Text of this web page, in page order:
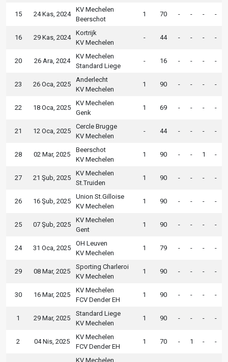
15 24 Kas, 2024
KV Mechelen
Beerschot
1 70 - - - -
16 29 Kas, 2024
Kortrijk
KV Mechelen
- 44 - - - -
20 26 Ara, 2024
KV Mechelen
Standard Liege
- 16 - - - -
23 26 Oca, 2025
Anderlecht
KV Mechelen
1 90 - - - -
22 18 Oca, 2025
KV Mechelen
Genk
1 69 - - - -
21 12 Oca, 2025
Cercle Brugge
KV Mechelen
- 44 - - - -
28 02 Mar, 2025
Beerschot
KV Mechelen
1 90 - - 1 -
27 21 Şub, 2025
KV Mechelen
St.Truiden
1 90 - - - -
26 16 Şub, 2025
Union St.Gilloise
KV Mechelen
1 90 - - - -
25 07 Şub, 2025
KV Mechelen
Gent
1 90 - - - -
24 31 Oca, 2025
OH Leuven
KV Mechelen
1 79 - - - -
29 08 Mar, 2025
Sporting Charleroi
KV Mechelen
1 90 - - - -
30 16 Mar, 2025
KV Mechelen
FCV Dender EH
1 90 - - - -
1 29 Mar, 2025
Standard Liege
KV Mechelen
1 90 - - - -
2 04 Nis, 2025
KV Mechelen
FCV Dender EH
1 70 - 1 - -
KV Mechelen